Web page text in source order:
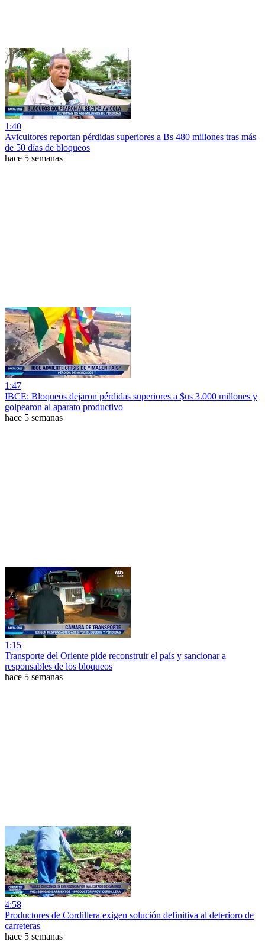
1:40
Avicultores reportan pérdidas superiores a Bs 480 millones tras más
de 50 días de bloqueos
hace 5 semanas
1:47
IBCE: Bloqueos dejaron pérdidas superiores a $us 3.000 millones y
golpearon al aparato productivo
hace 5 semanas
1:15
Transporte del Oriente pide reconstruir el país y sancionar a
responsables de los bloqueos
hace 5 semanas
4:58
Productores de Cordillera exigen solución definitiva al deterioro de
carreteras
hace 5 semanas